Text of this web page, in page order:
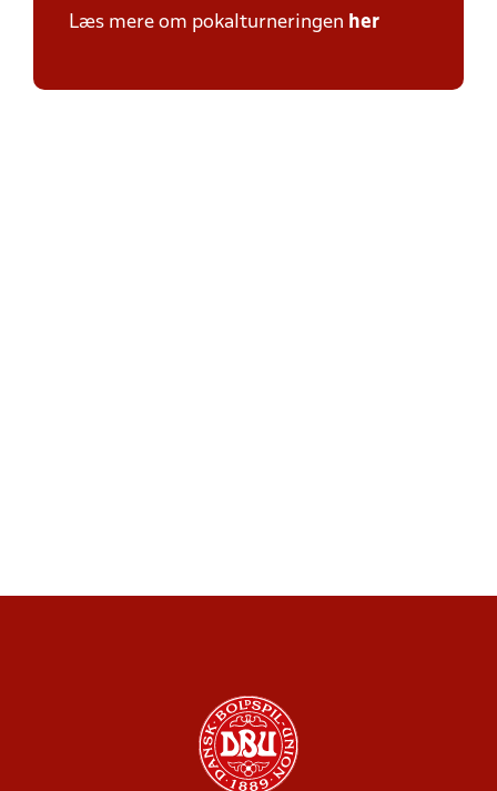
Læs mere om pokalturneringen her